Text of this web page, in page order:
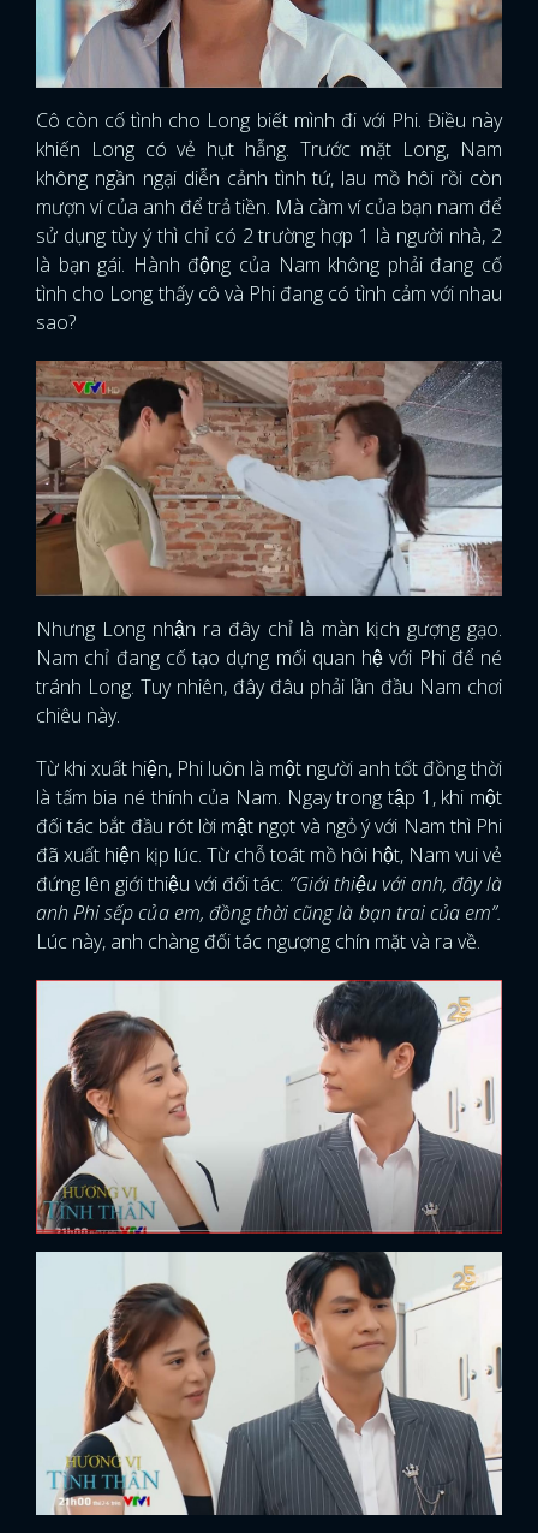
Cô còn cố tình cho Long biết mình đi với Phi. Điều này
khiến Long có vẻ hụt hẫng. Trước mặt Long, Nam
không ngần ngại diễn cảnh tình tứ, lau mồ hôi rồi còn
mượn ví của anh để trả tiền. Mà cầm ví của bạn nam để
sử dụng tùy ý thì chỉ có 2 trường hợp 1 là người nhà, 2
là bạn gái. Hành động của Nam không phải đang cố
tình cho Long thấy cô và Phi đang có tình cảm với nhau
sao?
Nhưng Long nhận ra đây chỉ là màn kịch gượng gạo.
Nam chỉ đang cố tạo dựng mối quan hệ với Phi để né
tránh Long. Tuy nhiên, đây đâu phải lần đầu Nam chơi
chiêu này.
Từ khi xuất hiện, Phi luôn là một người anh tốt đồng thời
là tấm bia né thính của Nam. Ngay trong tập 1, khi một
đối tác bắt đầu rót lời mật ngọt và ngỏ ý với Nam thì Phi
đã xuất hiện kịp lúc. Từ chỗ toát mồ hôi hột, Nam vui vẻ
đứng lên giới thiệu với đối tác: “Giới thiệu với anh, đây là
anh Phi sếp của em, đồng thời cũng là bạn trai của em”.
Lúc này, anh chàng đối tác ngượng chín mặt và ra về.